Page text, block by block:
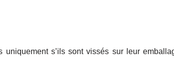
s’ils sont vissés sur leur